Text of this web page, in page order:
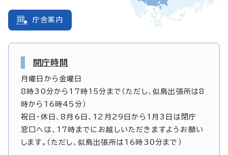
庁舎案内
開庁時間
月曜日から金曜日
8時30分から17時15分まで（ただし、似島出張所は8
時から16時45分）
祝日・休日、8月6日、12月29日から1月3日は閉庁
窓口へは、17時までにお越しいただきますようお願い
します。（ただし、似島出張所は16時30分まで）